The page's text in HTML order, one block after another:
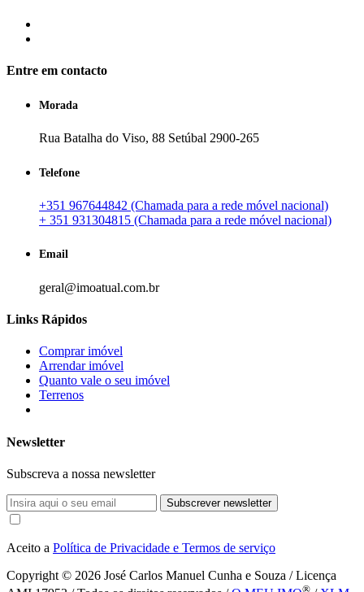
Entre em contacto
Morada
Rua Batalha do Viso, 88 Setúbal 2900-265
Telefone
+351 967644842 (Chamada para a rede móvel nacional)
+ 351 931304815 (Chamada para a rede móvel nacional)
Email
geral@imoatual.com.br
Links Rápidos
Comprar imóvel
Arrendar imóvel
Quanto vale o seu imóvel
Terrenos
Newsletter
Subscreva a nossa newsletter
Subscrever newsletter
Aceito a Política de Privacidade e Termos de serviço
Copyright © 2026 José Carlos Manuel Cunha e Souza / Licença
®